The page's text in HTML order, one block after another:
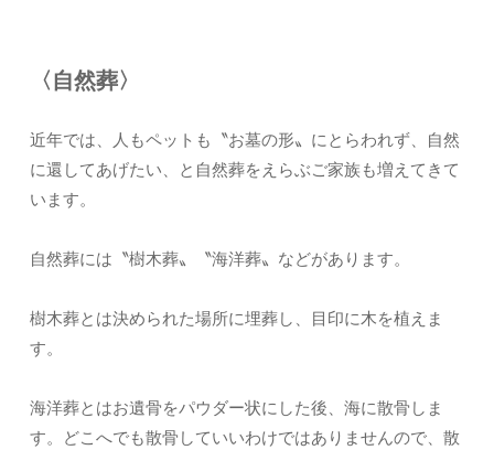
〈自然葬〉
近年では、人もペットも〝お墓の形〟にとらわれず、自然
に還してあげたい、と自然葬をえらぶご家族も増えてきて
います。
自然葬には〝樹木葬〟〝海洋葬〟などがあります。
樹木葬とは決められた場所に埋葬し、目印に木を植えま
す。
海洋葬とはお遺骨をパウダー状にした後、海に散骨しま
す。どこへでも散骨していいわけではありませんので、散